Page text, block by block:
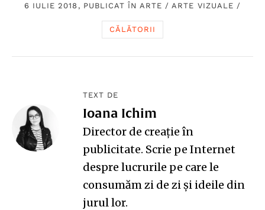
6 IULIE 2018, PUBLICAT ÎN ARTE / ARTE VIZUALE /
CĂLĂTORII
TEXT DE
Ioana Ichim
Director de creație în
publicitate. Scrie pe Internet
despre lucrurile pe care le
consumăm zi de zi și ideile din
jurul lor.